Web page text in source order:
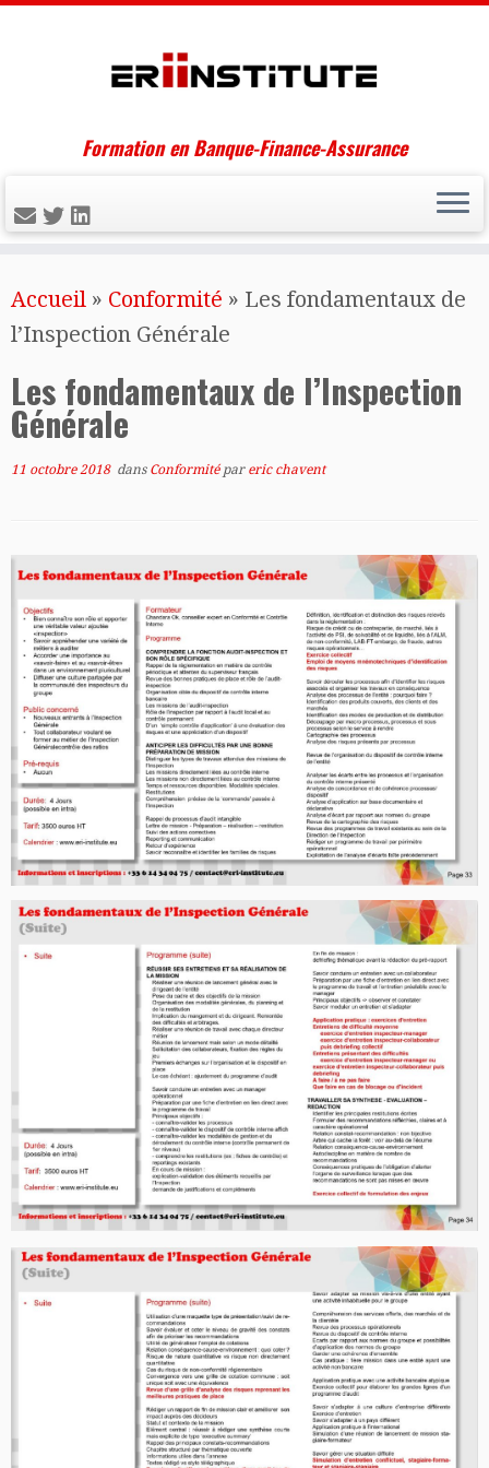
to
content
Formation en Banque-Finance-Assurance
Accueil » Conformité » Les fondamentaux de
l’Inspection Générale
Les fondamentaux de l’Inspection
Générale
11 octobre 2018dans Conformité par eric chavent